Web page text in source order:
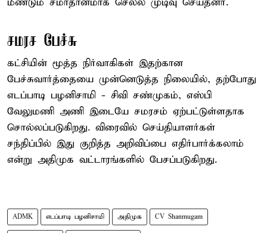
சமரச பேச்சு
கட்சியின் மூத்த நிர்வாகிகள் இதற்கான
பேச்சுவார்த்தையை முன்னெடுத்த நிலையில், தற்போது
எடப்பாடி பழனிசாமி - சிவி சண்முகம், எஸ்பி
வேலுமணி அணி இடையே சமரசம் ஏற்பட்டுள்ளதாக
சொல்லப்படுகிறது. விரைவில் செய்தியாளர்கள்
சந்திப்பில் இது குறித்த அறிவிப்பை எதிர்பார்க்கலாம்
என்று அதிமுக வட்டாரங்களில் பேசப்படுகிறது.
ADMK எடப்பாடி பழனிசாமி அதிமுக CV Shanmugam